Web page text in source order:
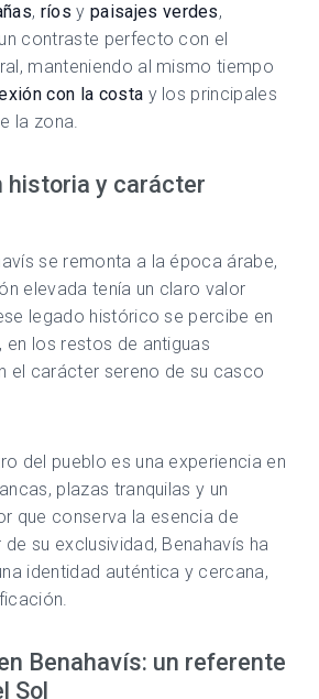
, ríos y paisajes verdes,
contraste perfecto con el
manteniendo al mismo tiempo
con la costa y los principales
la zona.
historia y carácter
se remonta a la época árabe,
elevada tenía un claro valor
legado histórico se percibe en
en los restos de antiguas
el carácter sereno de su casco
del pueblo es una experiencia en
plazas tranquilas y un
que conserva la esencia de
su exclusividad, Benahavís ha
identidad auténtica y cercana,
Benahavís: un referente
Sol